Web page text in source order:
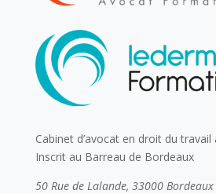
Cabinet d’avocat en droit du travail
Inscrit au Barreau de Bordeaux
50 Rue de Lalande, 33000 Bordeaux